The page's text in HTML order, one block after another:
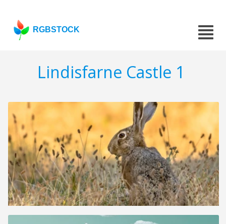
RGBSTOCK
Lindisfarne Castle 1